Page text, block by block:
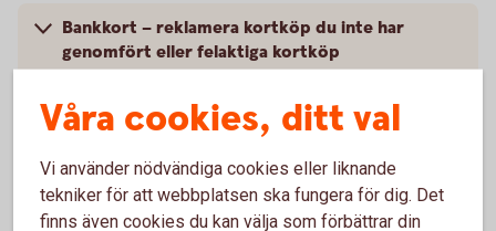
Bankkort – reklamera kortköp du inte har
genomfört eller felaktiga kortköp
Kreditkort – reklamera kortköp du inte har
genomfört
Våra cookies, ditt val
Vi använder nödvändiga cookies eller liknande
tekniker för att webbplatsen ska fungera för dig. Det
finns även cookies du kan välja som förbättrar din